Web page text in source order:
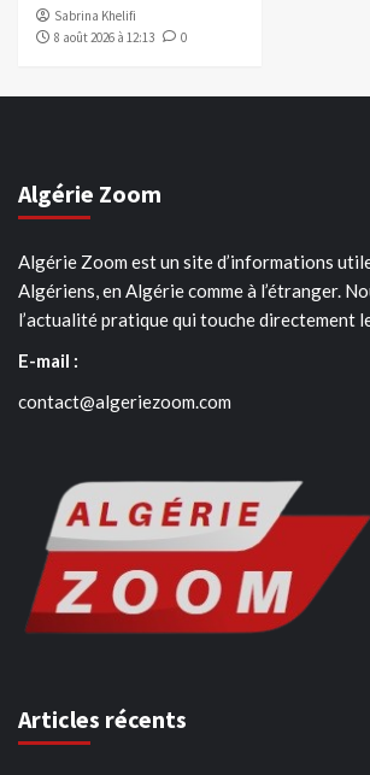
Sabrina Khelifi
8 août 2026 à 12:13
0
Algérie Zoom
Algérie Zoom est un site d’informations
Algériens, en Algérie comme à l’étranger.
l’actualité pratique qui touche directement
E-mail :
contact@algeriezoom.com
Articles récents